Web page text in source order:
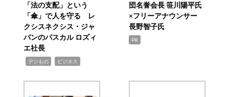
「法の支配」という
「傘」で人を守る レ
クシスネクシス・ジャ
パンのパスカル ロズィ
エ社長
デジもの ビジネス
団名誉会長 笹川陽平氏
×フリーアナウンサー
長野智子氏
PR